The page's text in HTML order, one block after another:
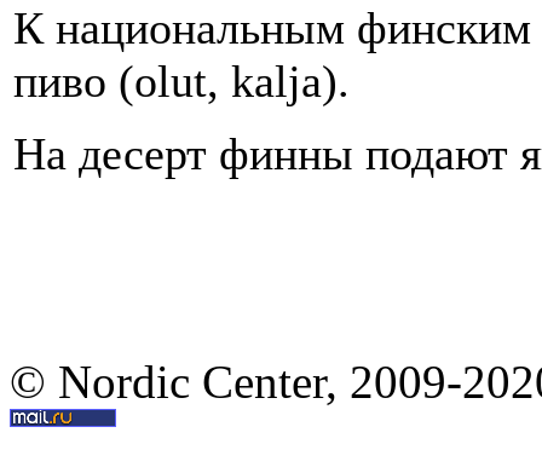
К национальным финским
пиво (olut, kalja).
На десерт финны подают
© Nordic Center, 2009-